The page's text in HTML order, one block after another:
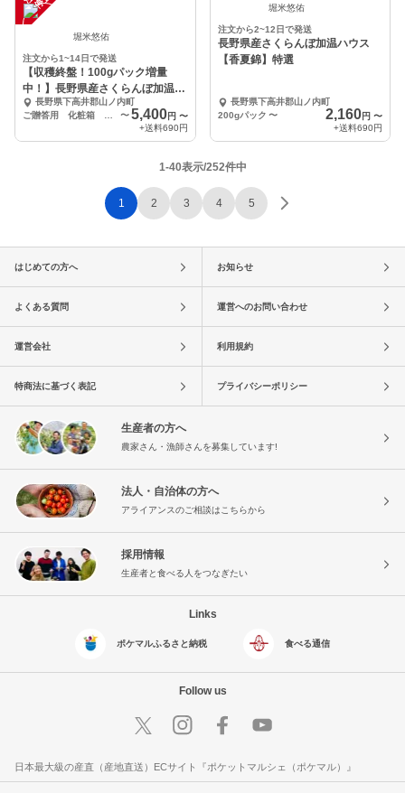
堀米悠佑
注文から1~14日で発送
【収穫終盤！100gパック増量
中！】長野県産さくらんぼ加温ハ
ウス【佐藤錦】特選
長野県下高井郡山ノ内町
〜 5,400円 〜
+送料690円
堀米悠佑
注文から2~12日で発送
長野県産さくらんぼ加温ハウス
【香夏錦】特選
長野県下高井郡山ノ内町
200gパック 〜 2,160円 〜
+送料690円
1-40表示/252件中
1 2 3 4 5
はじめての方へ お知らせ
よくある質問 運営へのお問い合わせ
運営会社 利用規約
特商法に基づく表記 プライバシーポリシー
生産者の方へ
農家さん・漁師さんを募集しています!
法人・自治体の方へ
アライアンスのご相談はこちらから
採用情報
生産者と食べる人をつなぎたい
Links
ポケマルふるさと納税 食べる通信
Follow us
日本最大級の産直（産地直送）ECサイト『ポケットマルシェ（ポケマル）』